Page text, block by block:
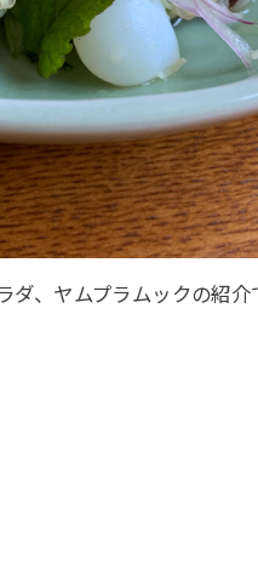
、ヤムプラムックの紹介